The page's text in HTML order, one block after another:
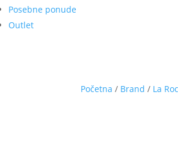
Posebne ponude
Outlet
Početna / Brand / La